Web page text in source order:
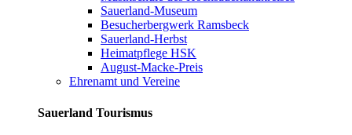
Sauerland-Museum
Besucherbergwerk Ramsbeck
Sauerland-Herbst
Heimatpflege HSK
August-Macke-Preis
Ehrenamt und Vereine
Sauerland Tourismus